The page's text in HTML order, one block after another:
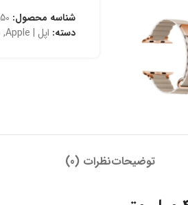
شناسه محصول:
دسته: اپل | Apple ,
توضیحاتنظرات (0)